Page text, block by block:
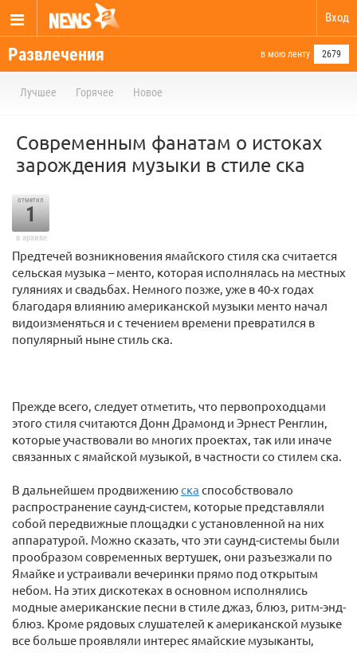
Вход
Развлечения в мою ленту 2679
Лучшее Горячее Новое
Современным фанатам о истоках
зарождения музыки в стиле ска
отметил
1
в архиве
Предтечей возникновения ямайского стиля ска считается
сельская музыка – менто, которая исполнялась на местных
гуляниях и свадьбах. Немного позже, уже в 40-х годах
благодаря влиянию американской музыки менто начал
видоизменяться и с течением времени превратился в
популярный ныне стиль ска.
Прежде всего, следует отметить, что первопроходцами
этого стиля считаются Донн Драмонд и Эрнест Ренглин,
которые участвовали во многих проектах, так или иначе
связанных с ямайской музыкой, в частности со стилем ска.
В дальнейшем продвижениюска способствовало
распространение саунд-систем, которые представляли
собой передвижные площадки с установленной на них
аппаратурой. Можно сказать, что эти саунд-системы были
прообразом современных вертушек, они разъезжали по
Ямайке и устраивали вечеринки прямо под открытым
небом. На этих дискотеках в основном исполнялись
модные американские песни в стиле джаз, блюз, ритм-энд-
блюз. Кроме рядовых слушателей к американской музыке
все больше проявляли интерес ямайские музыканты,